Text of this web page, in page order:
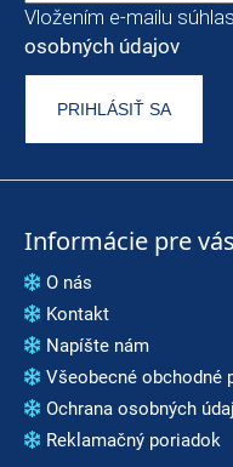
č
a
m
RTM
€
Vložením e-mailu
osobných údajov
PRIHLÁSIŤ SA
Informácie pre vás
O nás
Kontakt
Napíšte nám
Všeobecné obchodné
Ochrana osobných
Reklamačný poriadok